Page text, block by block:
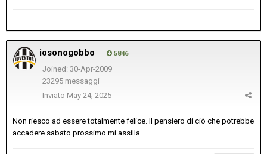
iosonogobbo 5846
Joined: 30-Apr-2009
23295 messaggi
Inviato May 24, 2025
Non riesco ad essere totalmente felice. Il pensiero di ciò che potrebbe
accadere sabato prossimo mi assilla.